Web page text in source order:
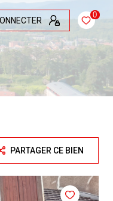
0
PARTAGER CE BIEN